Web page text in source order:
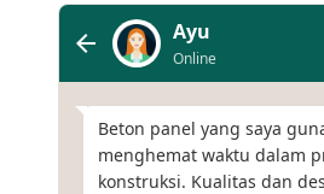
Ayu
Online
Beton panel yang saya
menghemat waktu dalam
konstruksi. Kualitas dan